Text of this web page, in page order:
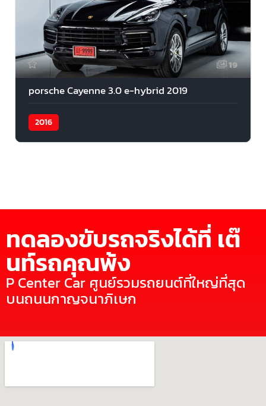
19
porsche Cayenne 3.0 e-hybrid 2019
2016
ทดลองขับรถจริงได้ที่ เต๊
นท์รถคุณพ้ง
P Center Car ศูนย์รวมรถยนต์ที่ใหญ่ที่สุด
บนถนนกาญจนาภิเษก